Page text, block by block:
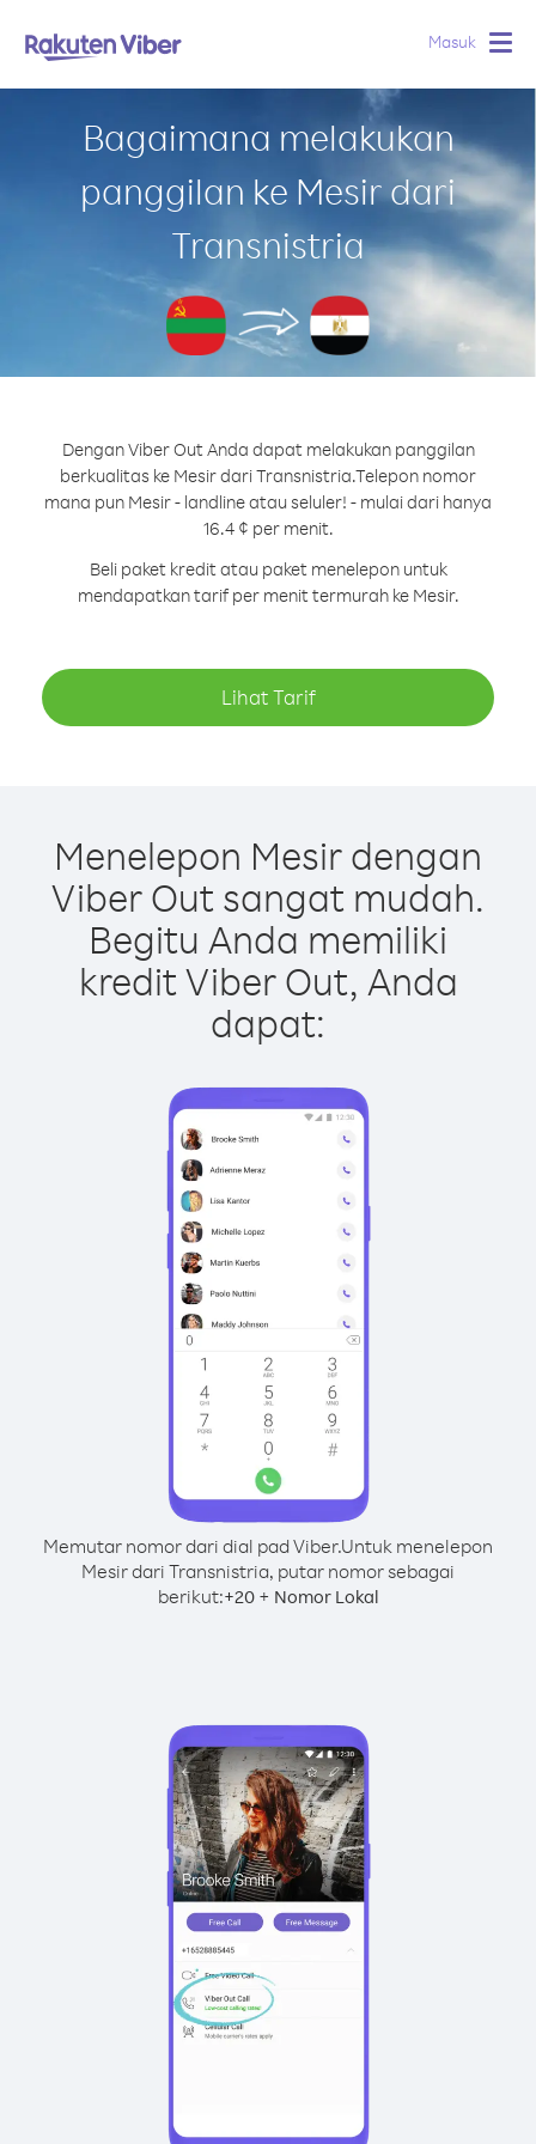
Masuk
Bagaimana melakukan
panggilan ke Mesir dari
Transnistria
Dengan Viber Out Anda dapat melakukan panggilan
berkualitas ke Mesir dari Transnistria.Telepon nomor
mana pun Mesir - landline atau seluler! - mulai dari hanya
16.4 ¢ per menit.
Beli paket kredit atau paket menelepon untuk
mendapatkan tarif per menit termurah ke Mesir.
Lihat Tarif
Menelepon Mesir dengan
Viber Out sangat mudah.
Begitu Anda memiliki
kredit Viber Out, Anda
dapat:
Memutar nomor dari dial pad Viber.Untuk menelepon
Mesir dari Transnistria, putar nomor sebagai
berikut:+20+ Nomor Lokal